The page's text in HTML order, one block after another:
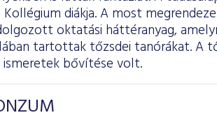
diákja. A most
oktatási háttéranyag,
tartottak tőzsdei tanórákat. A
bővítése volt.